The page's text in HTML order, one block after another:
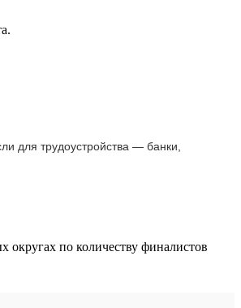
для трудоустройства — банки,
округах по количеству финалистов